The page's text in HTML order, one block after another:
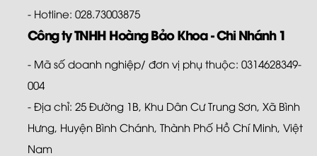
- Hotline: 028.73003875
Công ty TNHH Hoàng Bảo Khoa - Chi Nhánh 1
- Mã số doanh nghiệp/ đơn vị phụ thuộc: 0314628349-
004
- Địa chỉ: 25 Đường 1B, Khu Dân Cư Trung Sơn, Xã Bình
Hưng, Huyện Bình Chánh, Thành Phố Hồ Chí Minh, Việt
Nam